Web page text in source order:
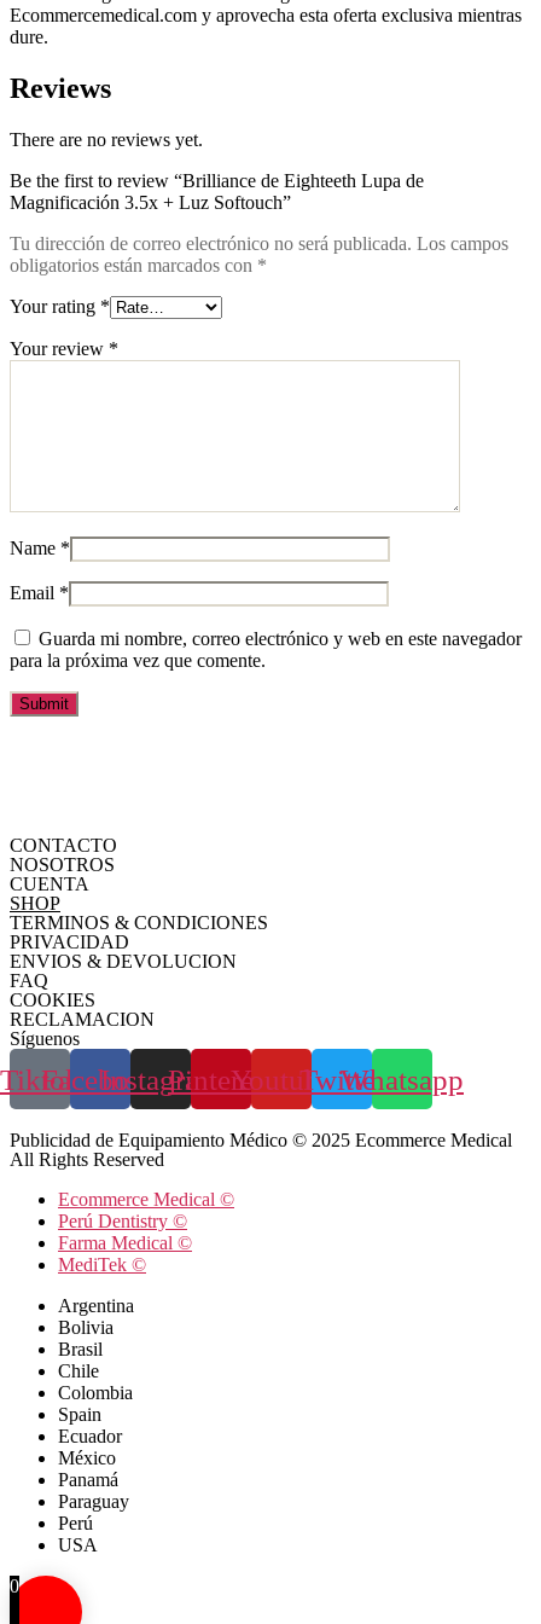
Ecommercemedical.com y aprovecha esta oferta exclusiva mientras
dure.
Reviews
There are no reviews yet.
Be the first to review “Brilliance de Eighteeth Lupa de
Magnificación 3.5x + Luz Softouch”
Tu dirección de correo electrónico no será publicada. Los campos
obligatorios están marcados con *
Your rating *
Your review *
Name *
Email *
Guarda mi nombre, correo electrónico y web en este navegador
para la próxima vez que comente.
CONTACTO
NOSOTROS
CUENTA
SHOP
TERMINOS & CONDICIONES
PRIVACIDAD
ENVIOS & DEVOLUCION
FAQ
COOKIES
RECLAMACION
Síguenos
TiktokFacebookInstagramPinterestYoutubeTwitterWhatsapp
Publicidad de Equipamiento Médico © 2025 Ecommerce Medical
All Rights Reserved
Ecommerce Medical ©
Perú Dentistry ©
Farma Medical ©
MediTek ©
Argentina
Bolivia
Brasil
Chile
Colombia
Spain
Ecuador
México
Panamá
Paraguay
Perú
USA
0